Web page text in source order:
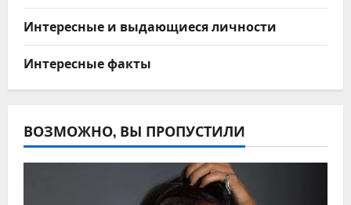
Интересные и выдающиеся личности
Интересные факты
ВОЗМОЖНО, ВЫ ПРОПУСТИЛИ